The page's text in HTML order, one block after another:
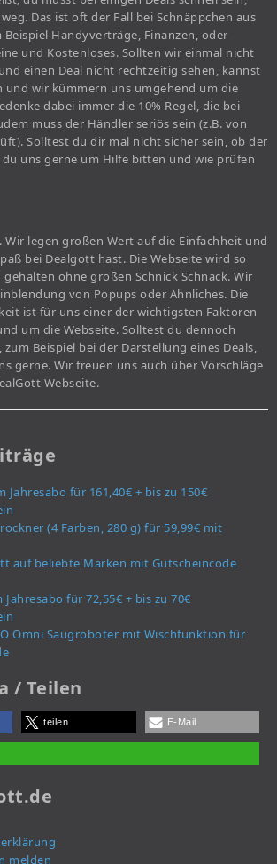
Das ist oft der Fall bei Schnäppchen aus
Handyverträge, Finanzen, oder
und Kostenloses. Sollten wir einmal nicht
einen Deal nicht rechtzeitig sehen, kannst
und wir kümmern uns umgehend um die
dabei immer die 10% Regel, die bei
muss der Händler seriös sein (z.B. von
Solltest du dir mal nicht sicher sein, ob der
uns gerne um Hilfe bitten und wie prüfen
Wir legen großen Wert auf die Einfachheit und
bei Dealgott hast. Die Webseite wird so
ohne großen Schnick Schnack. Wir
von Popups oder Ähnliches. Die
ist für uns einer der wichtigsten Faktoren
um die Webseite. Solltest du dennoch
Beispiel bei der Darstellung eines Deals,
gerne. Wir freuen uns auch über Vorschläge
Webseite.
Jahresabo für 161,40€ + bis zu 150€
(4 Farben, 280 g) für 59,99€ mit
auf beliebte Marken mit Gutscheincode
Jahresabo für 72,55€ + bis zu 70€
Omni Saugroboter mit Wischfunktion für
/ Teilen
teilen E-Mail
melden